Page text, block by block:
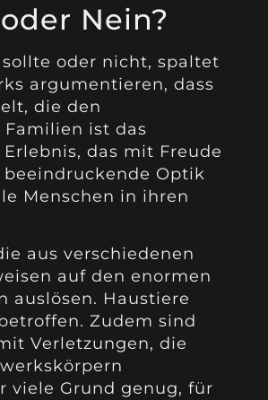
Nein?
oder nicht, spaltet
argumentieren, dass
die den
ist das
das mit Freude
Optik
Menschen in ihren
aus verschiedenen
auf den enormen
auslösen. Haustiere
Zudem sind
Verletzungen, die
viele Grund genug, für